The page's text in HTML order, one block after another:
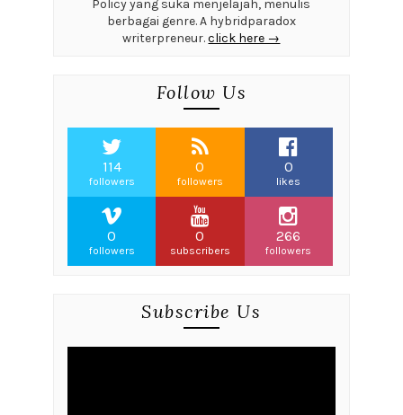
Policy yang suka menjelajah, menulis
berbagai genre. A hybridparadox
writerpreneur.click here →
Follow Us
114
followers
0
followers
0
likes
0
followers
0
subscribers
266
followers
Subscribe Us